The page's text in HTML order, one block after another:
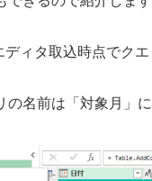
ディタ取込時点でク
の名前は「対象月」